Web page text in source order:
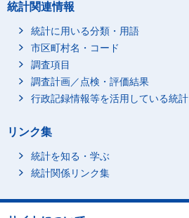
統計関連情報
統計に用いる分類・用語
市区町村名・コード
調査項目
調査計画／点検・評価結果
行政記録情報等を活用している統計
リンク集
統計を知る・学ぶ
統計関係リンク集